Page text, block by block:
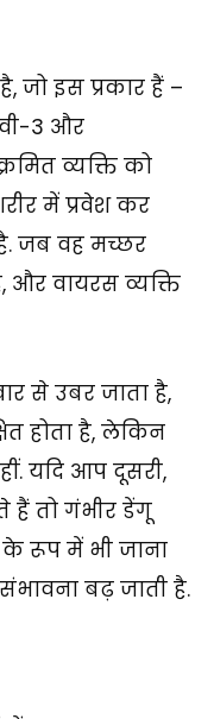
जो इस प्रकार हैं –
3 और
व्यक्ति को
में प्रवेश कर
जब वह मच्छर
और वायरस व्यक्ति
से उबर जाता है,
होता है, लेकिन
यदि आप दूसरी,
हैं तो गंभीर डेंगू
के रूप में भी जाना
बढ़ जाती है.